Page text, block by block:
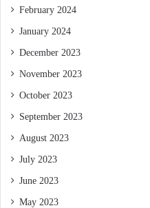
February 2024
January 2024
December 2023
November 2023
October 2023
September 2023
August 2023
July 2023
June 2023
May 2023